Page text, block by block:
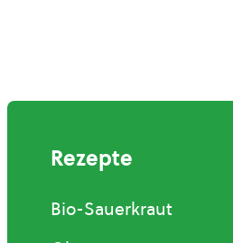
Rezepte
Bio-Sauerkraut